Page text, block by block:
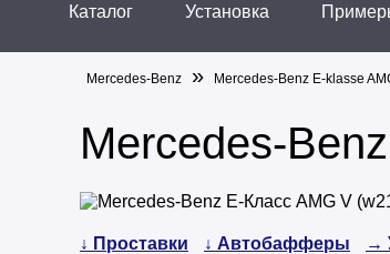
Каталог Установка
Mercedes-Benz » Mercedes-Benz E-klasse
Mercedes-
↓ Проставки ↓ Автобафферы →